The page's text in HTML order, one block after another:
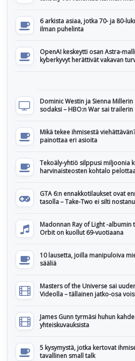
6 arkista asiaa, jotka 70- ja 80-
ilman puhelinta
OpenAI keskeytti osan Astra-
kyberkyvyt herättivät vakavan
Dominic Westin ja Sienna
sodaksi – HBO:n War sai trailerin
Mikä tekee ihmisestä
painottaa eri asioita
Tekoäly-yhtiö silppusi miljoonia
harvinaisteosten kohtalo
GTA 6:n ennakkotilaukset ovat
tasolla – Take-Two ei silti
Madonnan Ray of Light -albumin
Orbit on kuollut 69-vuotiaana
10 lausetta, joilla manipuloiva
sääliä
Masters of the Universe sai
Videolla – tällainen jatko-osa
James Gunn tyrmäsi huhun
yhteiskuvauksista
5 kysymystä, jotka kertovat
tavallinen small talk